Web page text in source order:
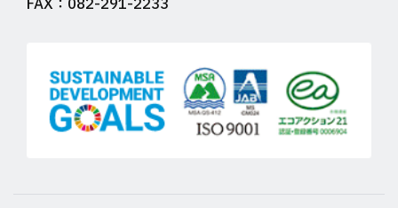
FAX：082-291-2233